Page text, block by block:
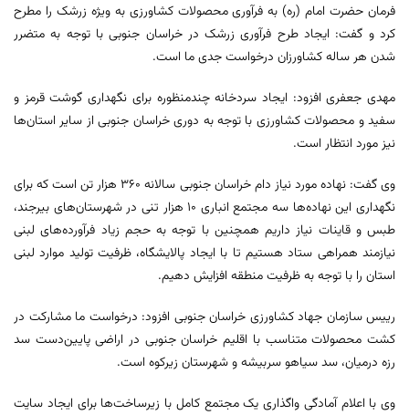
فرمان حضرت امام (ره) به فرآوری محصولات کشاورزی به ویژه زرشک را مطرح
کرد و گفت: ایجاد طرح فرآوری زرشک در خراسان جنوبی با توجه به متضرر
شدن هر ساله کشاورزان درخواست جدی ما است.
مهدی جعفری افزود: ایجاد سردخانه چندمنظوره برای نگهداری گوشت قرمز و
سفید و محصولات کشاورزی با توجه به دوری خراسان جنوبی از سایر استان‌ها
نیز مورد انتظار است.
وی گفت: نهاده مورد نیاز دام خراسان جنوبی سالانه ۳۶۰ هزار تن است که برای
نگهداری این نهاده‌ها سه مجتمع انباری ۱۰ هزار تنی در شهرستان‌های بیرجند،
طبس و قاینات نیاز داریم همچنین با توجه به حجم زیاد فرآورده‌های لبنی
نیازمند همراهی ستاد هستیم تا با ایجاد پالایشگاه، ظرفیت تولید موارد لبنی
استان را با توجه به ظرفیت منطقه افزایش دهیم.
رییس سازمان جهاد کشاورزی خراسان جنوبی افزود: درخواست ما مشارکت در
کشت محصولات متناسب با اقلیم خراسان جنوبی در اراضی پایین‌دست سد
رزه درمیان، سد سیاهو سربیشه و شهرستان زیرکوه است.
وی با اعلام آمادگی واگذاری یک مجتمع کامل با زیرساخت‌ها برای ایجاد سایت